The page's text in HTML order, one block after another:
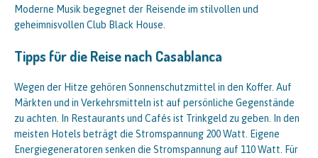
Moderne Musik begegnet der Reisende im stilvollen und
geheimnisvollen Club Black House.
Tipps für die Reise nach Casablanca
Wegen der Hitze gehören Sonnenschutzmittel in den Koffer. Auf
Märkten und in Verkehrsmitteln ist auf persönliche Gegenstände
zu achten. In Restaurants und Cafés ist Trinkgeld zu geben. In den
meisten Hotels beträgt die Stromspannung 200 Watt. Eigene
Energiegeneratoren senken die Stromspannung auf 110 Watt. Für